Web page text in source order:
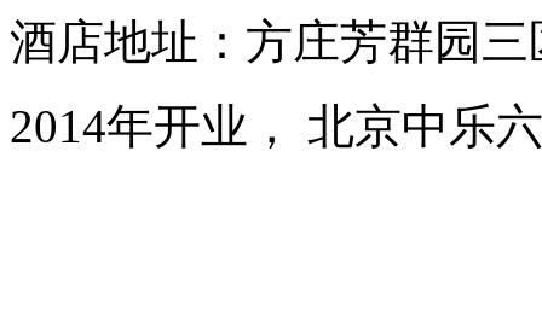
酒店地址：方庄芳群园
2014年开业， 北京中